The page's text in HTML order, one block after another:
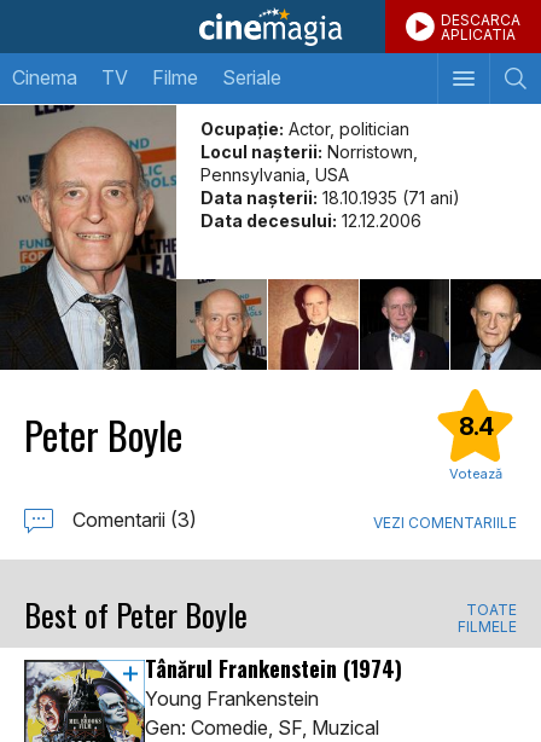
DESCARCA
APLICATIA
Cinema TV Filme Seriale
Ocupație: Actor, politician
Locul naşterii: Norristown,
Pennsylvania, USA
Data naşterii: 18.10.1935 (71 ani)
Data decesului: 12.12.2006
Peter Boyle 8.4
Votează
Comentarii (3) VEZI COMENTARIILE
Best of Peter Boyle
TOATE
FILMELE
Tânărul Frankenstein (1974)
Young Frankenstein
Gen: Comedie, SF, Muzical